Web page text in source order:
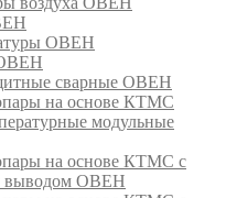
ОВЕН
сварные ОВЕН
на основе КТМС
модульные
на основе КТМС с
выводом ОВЕН